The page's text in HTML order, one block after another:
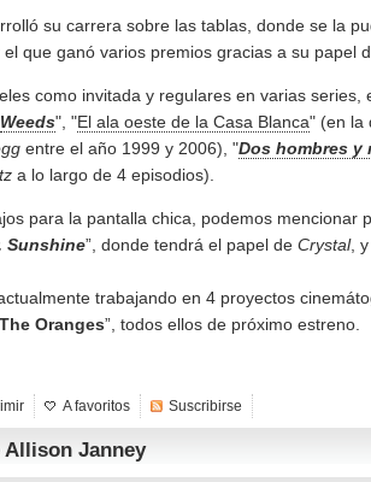
su carrera sobre las tablas, donde se la
el que ganó varios premios gracias a su papel
como invitada y regulares en varias series,
Weeds", "El ala oeste de la Casa Blanca" (en la
entre el año 1999 y 2006), "Dos hombres y
a lo largo de 4 episodios).
para la pantalla chica, podemos mencionar
Sunshine”, donde tendrá el papel de Crystal, y
trabajando en 4 proyectos
The Oranges”, todos ellos de próximo estreno.
A favoritos Suscribirse
Janney